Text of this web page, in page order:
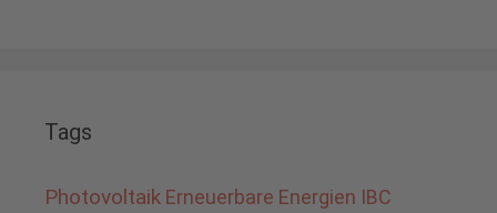
Tags
Photovoltaik Erneuerbare Energien IBC